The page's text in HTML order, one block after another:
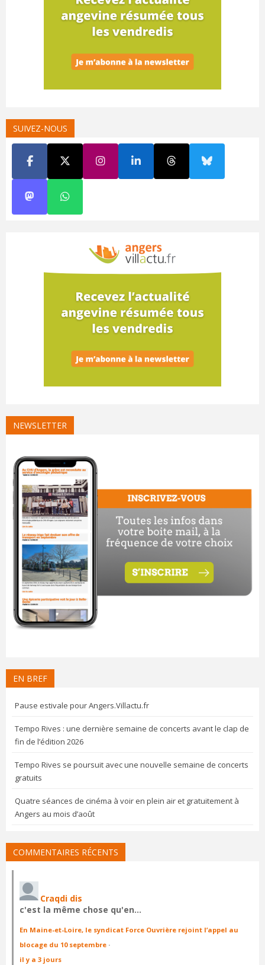
SUIVEZ-NOUS
NEWSLETTER
EN BREF
Pause estivale pour Angers.Villactu.fr
Tempo Rives : une dernière semaine de concerts avant le clap de
fin de l’édition 2026
Tempo Rives se poursuit avec une nouvelle semaine de concerts
gratuits
Quatre séances de cinéma à voir en plein air et gratuitement à
Angers au mois d’août
COMMENTAIRES RÉCENTS
Craqdi dis
c'est la même chose qu'en…
En Maine-et-Loire, le syndicat Force Ouvrière rejoint l’appel au
blocage du 10 septembre ·
il y a 3 jours